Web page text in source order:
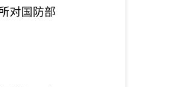
对国防部